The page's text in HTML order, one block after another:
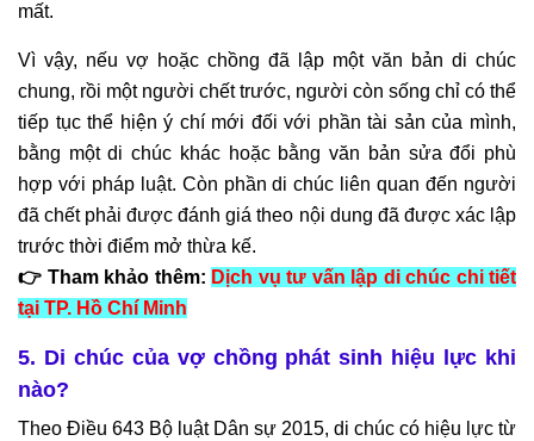
mất.
Vì vậy, nếu vợ hoặc chồng đã lập một văn bản di chúc
chung, rồi một người chết trước, người còn sống chỉ có thể
tiếp tục thể hiện ý chí mới đối với phần tài sản của mình,
bằng một di chúc khác hoặc bằng văn bản sửa đổi phù
hợp với pháp luật. Còn phần di chúc liên quan đến người
đã chết phải được đánh giá theo nội dung đã được xác lập
trước thời điểm mở thừa kế.
👉 Tham khảo thêm: Dịch vụ tư vấn lập di chúc chi tiết
tại TP. Hồ Chí Minh
5. Di chúc của vợ chồng phát sinh hiệu lực khi
nào?
Theo Điều 643 Bộ luật Dân sự 2015, di chúc có hiệu lực từ